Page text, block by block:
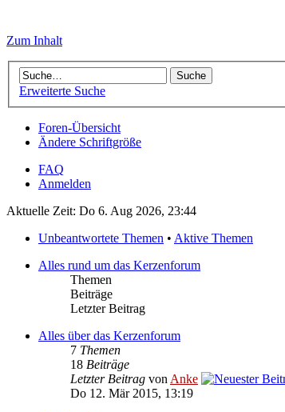
Zum Inhalt
Erweiterte Suche
Foren-Übersicht
Ändere Schriftgröße
FAQ
Anmelden
Aktuelle Zeit: Do 6. Aug 2026, 23:44
Unbeantwortete Themen • Aktive Themen
Alles rund um das Kerzenforum
Themen
Beiträge
Letzter Beitrag
Alles über das Kerzenforum
7 Themen
18 Beiträge
Letzter Beitrag von Anke
Do 12. Mär 2015, 13:19